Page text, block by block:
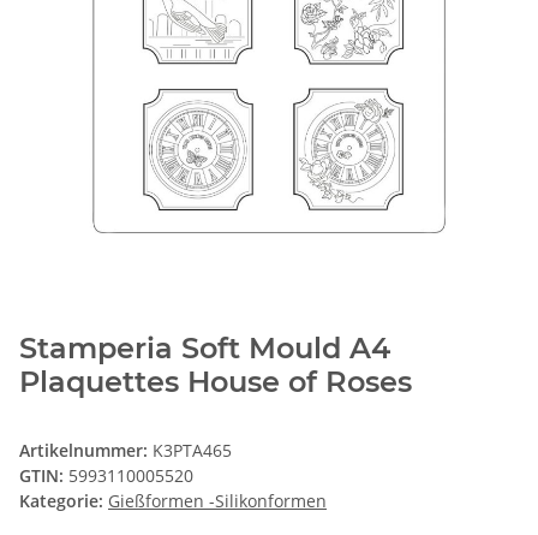
Stamperia Soft Mould A4
Plaquettes House of Roses
Artikelnummer: K3PTA465
GTIN: 5993110005520
Kategorie: Gießformen -Silikonformen